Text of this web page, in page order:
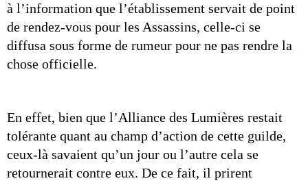
à l’information que l’établissement servait de point
de rendez-vous pour les Assassins, celle-ci se
diffusa sous forme de rumeur pour ne pas rendre la
chose officielle.
En effet, bien que l’Alliance des Lumières restait
tolérante quant au champ d’action de cette guilde,
ceux-là savaient qu’un jour ou l’autre cela se
retournerait contre eux. De ce fait, il prirent